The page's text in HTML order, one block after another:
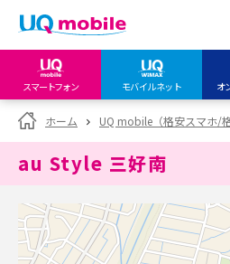
スマートフォン モバイルネット オ
my UQ WiMAX
UQ WiMAX ご契約の方
My UQ mobile
UQ mobile
データチャージサイト
UQ mobile
オンラインショップ
UQ WiMAX
UQ mobile
販売店舗
UQ WiMAX
ホーム UQ mobile（格安スマホ/格
au Style 三好南